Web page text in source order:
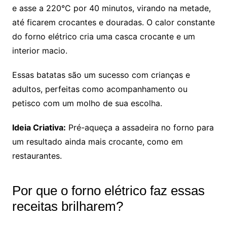
e asse a 220°C por 40 minutos, virando na metade,
até ficarem crocantes e douradas. O calor constante
do forno elétrico cria uma casca crocante e um
interior macio.
Essas batatas são um sucesso com crianças e
adultos, perfeitas como acompanhamento ou
petisco com um molho de sua escolha.
Ideia Criativa: Pré-aqueça a assadeira no forno para
um resultado ainda mais crocante, como em
restaurantes.
Por que o forno elétrico faz essas
receitas brilharem?